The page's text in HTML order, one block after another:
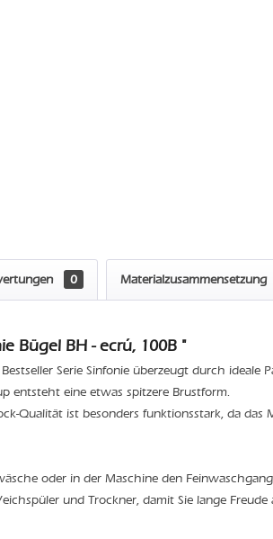
0 Materialzusammensetzung
Bügel BH - ecrú, 100B "
Serie Sinfonie überzeugt durch ideale
entsteht eine etwas spitzere Brustform.
Qualität ist besonders funktionsstark, da
oder in der Maschine den
und Trockner, damit Sie lange